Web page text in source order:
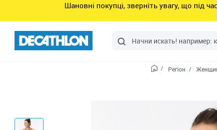
Шановні покупці, зверніть увагу, що під
Регіон